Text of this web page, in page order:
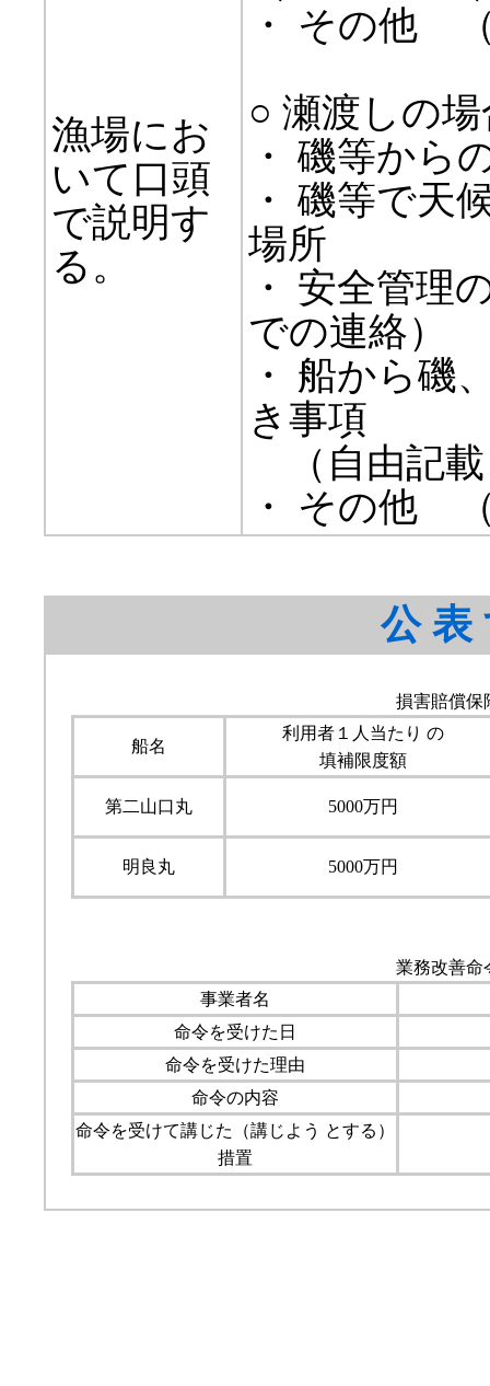
漁場にお
いて口頭
で説明す
る。
・ その
○ 瀬渡しの場
・ 磯等から
・ 磯等で天
場所
・ 安全管理
での連絡）
・ 船から磯
き事項
（自由
・ その
公
損害賠償保
船名
利用者１人当たり の
填補限度額
第二山口丸 5000万円
明良丸 5000万円
業務改善命
事業者名
命令を受けた日
命令を受けた理由
命令の内容
命令を受けて講じた（講じよう とする）
措置